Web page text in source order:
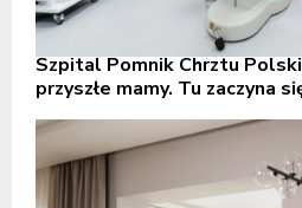
Szpital Pomnik Chrztu
przyszłe mamy. Tu zaczyna